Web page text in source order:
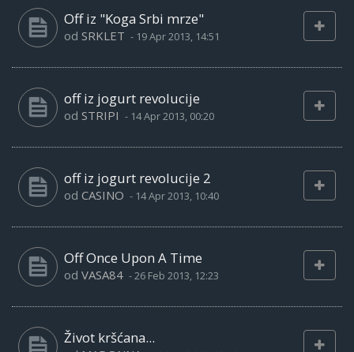
Off iz "Koga Srbi mrze"
od SRKLET - 19 Apr 2013, 14:51
off iz jogurt revolucije
od STRIPI - 14 Apr 2013, 00:20
off iz jogurt revolucije 2
od CASINO - 14 Apr 2013, 10:40
Off Once Upon A Time
od VASA84 -26 Feb 2013, 12:23
Život kršćana...